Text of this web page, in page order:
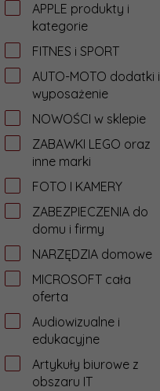
APPLE produkty i
kategorie
FITNES i SPORT
AUTO-MOTO dodatki i
wyposażenie
NOWOŚCI w sklepie
ZABAWKI LEGO oraz
inne marki
FOTO I KAMERY
ZABEZPIECZENIA do
domu i firmy
NARZĘDZIA domowe
MICROSOFT cała
oferta
Audiowizualne i
edukacyjne
Artykuły biurowe z
obszaru IT